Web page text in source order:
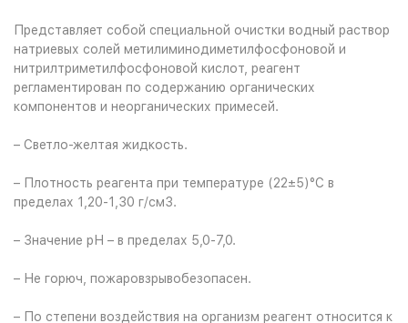
Представляет собой специальной очистки водный раствор
натриевых солей метилиминодиметилфосфоновой и
нитрилтриметилфосфоновой кислот, реагент
регламентирован по содержанию органических
компонентов и неорганических примесей.
– Светло-желтая жидкость.
– Плотность реагента при температуре (22±5)°С в
пределах 1,20-1,30 г/см3.
– Значение рН – в пределах 5,0-7,0.
– Не горюч, пожаровзрывобезопасен.
– По степени воздействия на организм реагент относится к